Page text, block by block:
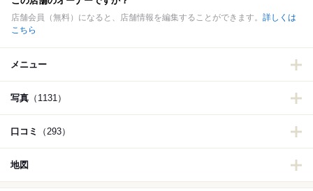
店舗会員（無料）になると、店舗情報を編集することができます。 詳しくは
こちら
メニュー
写真 （1131）
口コミ （293）
地図